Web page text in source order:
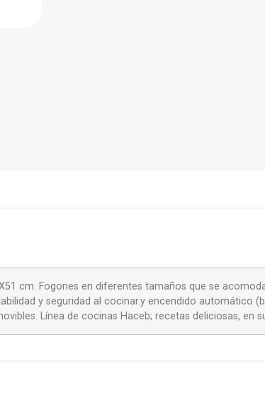
cm. Fogones en diferentes tamaños que se
y seguridad al cocinar.y encendido automático
Línea de cocinas Haceb; recetas deliciosas, en